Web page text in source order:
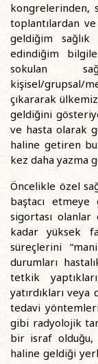
kongrelerinden,
toplantılardan
geldiğim sağlık
edindiğim
sokulan
kişisel/grupsal/
çıkararak
geldiğini
ve hasta olarak
haline getiren
kez daha yazma
Öncelikle özel
baştacı etmeye
sigortası
kadar yüksek
süreçlerini
durumları
tetkik
yatırdıkları veya
tedavi
gibi radyolojik
bir israf olduğu,
haline geldiği